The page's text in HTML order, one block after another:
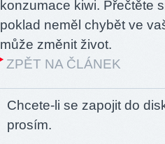
konzumace kiwi. Přečtěte
poklad neměl chybět ve
může změnit život.
ZPĚT NA ČLÁNEK
Chcete-li se zapojit do
prosím.